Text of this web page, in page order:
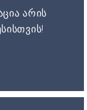
არის